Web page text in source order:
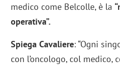
medico come Belcolle, è la
operativa”.
Spiega Cavaliere: “Ogni
con l’oncologo, col medico,